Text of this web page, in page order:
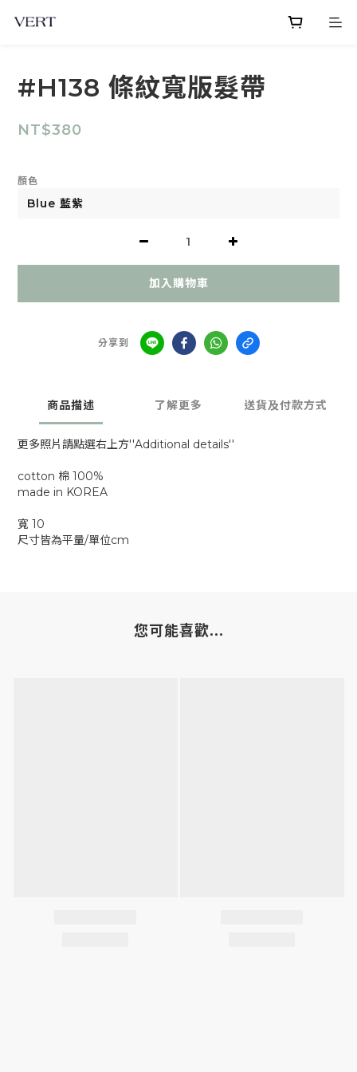
#H138 條紋寬版髮帶
NT$380
顏色
加入購物車
分享到
商品描述 了解更多 送貨及付款方式
更多照片請點選右上方''Additional details''
cotton 棉 100%
made in KOREA
寬 10
尺寸皆為平量/單位cm
您可能喜歡...